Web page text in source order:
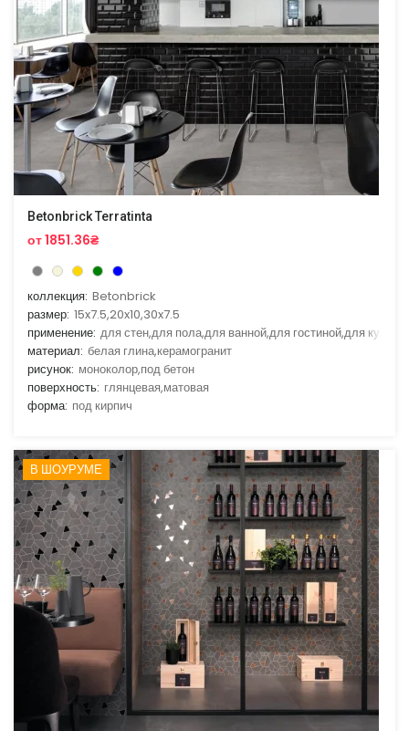
Betonbrick Terratinta
от 1851.36₴
коллекция: Betonbrick
размер: 15x7.5,20x10,30x7.5
применение: для стен,для пола,для ванной,для гостиной,для кухни
материал: белая глина,керамогранит
рисунок: моноколор,под бетон
поверхность: глянцевая,матовая
форма: под кирпич
В ШОУРУМЕ